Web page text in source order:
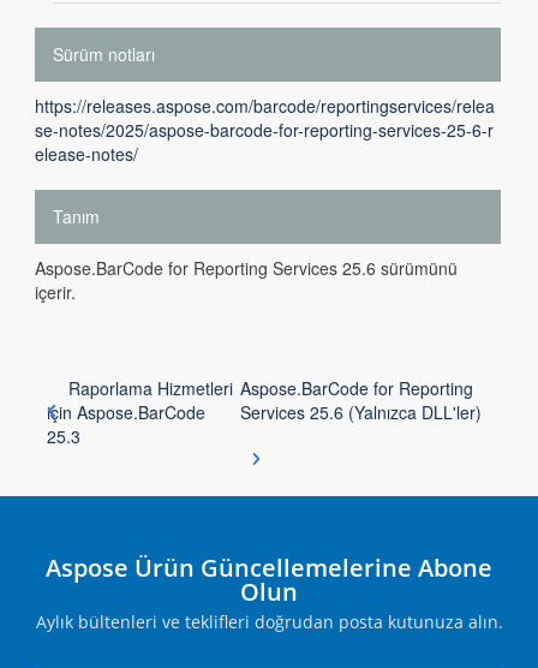
Sürüm notları
https://releases.aspose.com/barcode/reportingservices/relea
se-notes/2025/aspose-barcode-for-reporting-services-25-6-r
elease-notes/
Tanım
Aspose.BarCode for Reporting Services 25.6 sürümünü
içerir.
Raporlama Hizmetleri
için Aspose.BarCode
25.3
Aspose.BarCode for Reporting
Services 25.6 (Yalnızca DLL'ler)
Aspose Ürün Güncellemelerine Abone
Olun
Aylık bültenleri ve teklifleri doğrudan posta kutunuza alın.